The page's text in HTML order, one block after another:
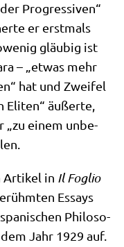
Pro­gres­si­ven“
er erst­mals
gläu­big ist
– „etwas mehr
hat und Zwei­fel
Eli­ten“ äußer­te,
„zu einem unbe­
Arti­kel in Il Foglio
Essays
spa­ni­schen Phi­lo­so­
Jahr 1929 auf.